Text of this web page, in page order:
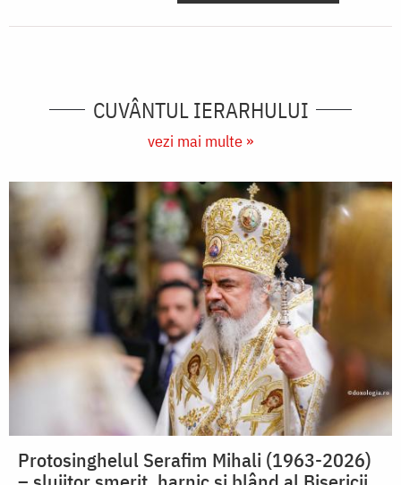
CUVÂNTUL IERARHULUI
vezi mai multe »
Protosinghelul Serafim Mihali (1963-2026)